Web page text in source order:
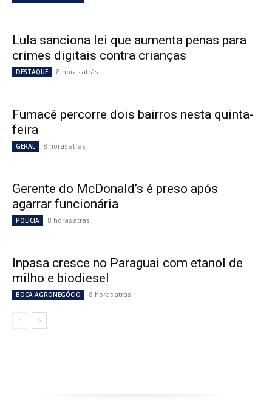
Lula sanciona lei que aumenta penas para
crimes digitais contra crianças
DESTAQUE 8 horas atrás
Fumacê percorre dois bairros nesta quinta-
feira
GERAL 8 horas atrás
Gerente do McDonald’s é preso após
agarrar funcionária
POLÍCIA 8 horas atrás
Inpasa cresce no Paraguai com etanol de
milho e biodiesel
BOCA AGRONEGÓCIO 8 horas atrás